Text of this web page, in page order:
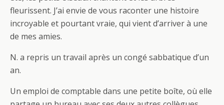
fleurissent. J’ai envie de vous raconter une histoire
incroyable et pourtant vraie, qui vient d’arriver à une
de mes amies.
N. a repris un travail après un congé sabbatique d’un
an.
Un emploi de comptable dans une petite boîte, où elle